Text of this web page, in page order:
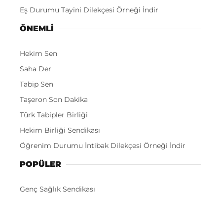
Eş Durumu Tayini Dilekçesi Örneği İndir
ÖNEMLI
Hekim Sen
Saha Der
Tabip Sen
Taşeron Son Dakika
Türk Tabipler Birliği
Hekim Birliği Sendikası
Öğrenim Durumu İntibak Dilekçesi Örneği İndir
POPÜLER
Genç Sağlık Sendikası